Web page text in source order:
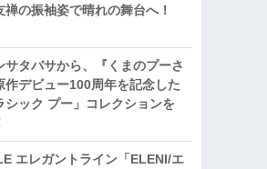
禅の振袖姿で晴れの舞台へ！
サタバサから、『くまのプーさ
作デビュー100周年を記念した
シック プー」コレクションを
エレガントライン「ELENI/エ